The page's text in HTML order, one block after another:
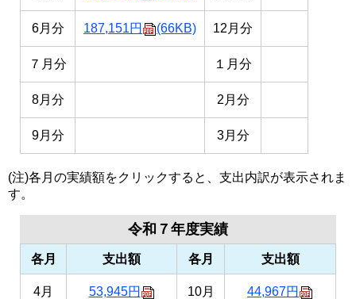
6月分 187,151円 (66KB) 12月分
７月分 １月分
8月分 2月分
9月分 3月分
(注)各月の実績額をクリックすると、支出内訳が表示されま
す。
令和７年度実績
各月 支出額 各月 支出額
4月
53,945円
10月
44,967円